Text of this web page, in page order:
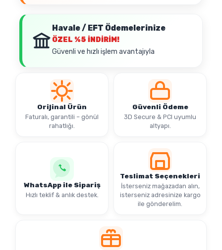
Havale / EFT Ödemelerinize
ÖZEL %5 İNDİRİM!
Güvenli ve hızlı işlem avantajıyla
Orijinal Ürün
Faturalı, garantili – gönül
rahatlığı.
Güvenli Ödeme
3D Secure & PCI uyumlu
altyapı.
WhatsApp ile Sipariş
Hızlı teklif & anlık destek.
Teslimat Seçenekleri
İsterseniz mağazadan alın,
isterseniz adresinize kargo
ile gönderelim.